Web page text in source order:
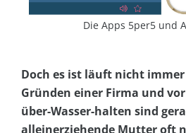
Die Apps 5per5 und
Doch es ist läuft nicht
Gründen einer Firma und
über-Wasser-halten sind
alleinerziehende Mutter oft